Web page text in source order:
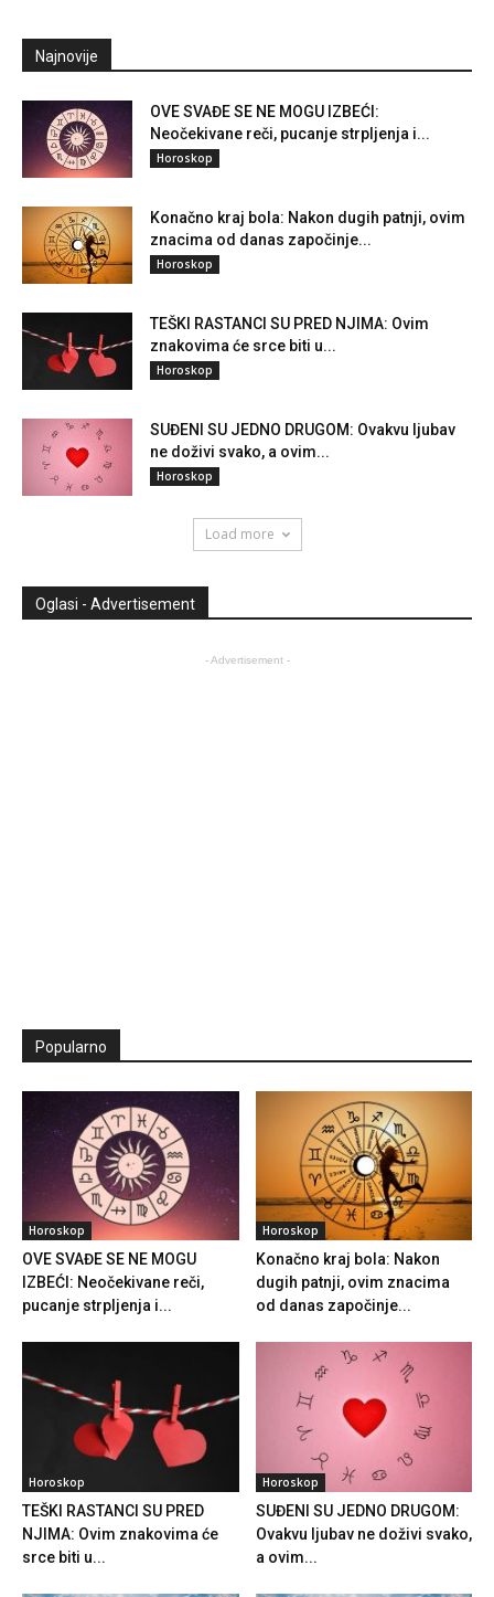
Najnovije
OVE SVAĐE SE NE MOGU IZBEĆI:
Neočekivane reči, pucanje strpljenja i...
Horoskop
Konačno kraj bola: Nakon dugih patnji, ovim
znacima od danas započinje...
Horoskop
TEŠKI RASTANCI SU PRED NJIMA: Ovim
znakovima će srce biti u...
Horoskop
SUĐENI SU JEDNO DRUGOM: Ovakvu ljubav
ne doživi svako, a ovim...
Horoskop
Load more
Oglasi - Advertisement
- Advertisement -
Popularno
Horoskop
OVE SVAĐE SE NE MOGU
IZBEĆI: Neočekivane reči,
pucanje strpljenja i...
Horoskop
Konačno kraj bola: Nakon
dugih patnji, ovim znacima
od danas započinje...
Horoskop
TEŠKI RASTANCI SU PRED
NJIMA: Ovim znakovima će
srce biti u...
Horoskop
SUĐENI SU JEDNO DRUGOM:
Ovakvu ljubav ne doživi svako,
a ovim...